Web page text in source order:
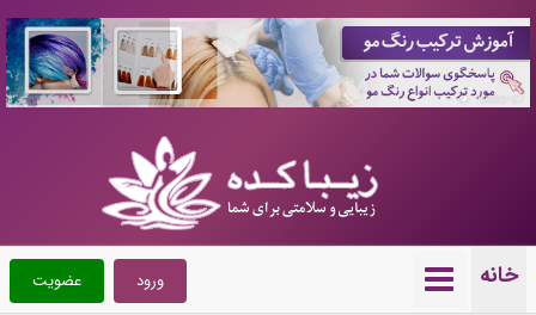
10089467
خانه عضویت ورود